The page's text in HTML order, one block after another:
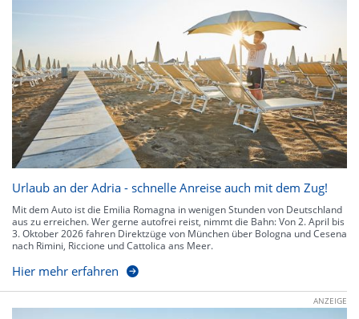
Urlaub an der Adria - schnelle Anreise auch mit dem Zug!
Mit dem Auto ist die Emilia Romagna in wenigen Stunden von Deutschland
aus zu erreichen. Wer gerne autofrei reist, nimmt die Bahn: Von 2. April bis
3. Oktober 2026 fahren Direktzüge von München über Bologna und Cesena
nach Rimini, Riccione und Cattolica ans Meer.
Hier mehr erfahren
ANZEIGE